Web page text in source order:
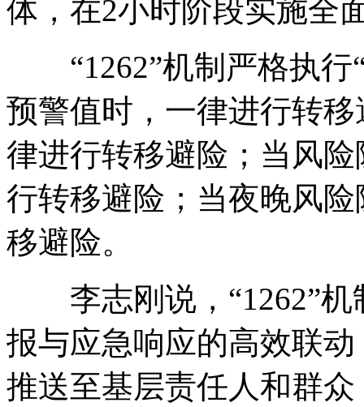
体，在2小时阶段实施全
“1262”机制严格执行“
预警值时，一律进行转
律进行转移避险；当风
行转移避险；当夜晚风
移避险。
李志刚说，“1262”机
报与应急响应的高效联
推送至基层责任人和群